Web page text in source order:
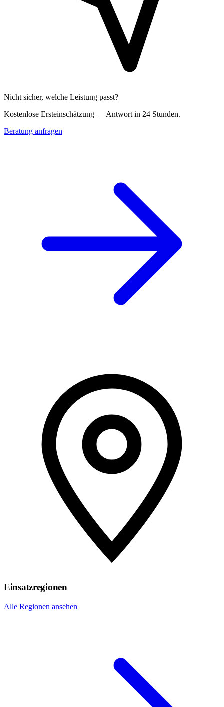
Nicht sicher, welche Leistung passt?
Kostenlose Erst­einschätzung — Antwort in 24 Stunden.
Beratung anfragen
Einsatzregionen
Alle Regionen ansehen